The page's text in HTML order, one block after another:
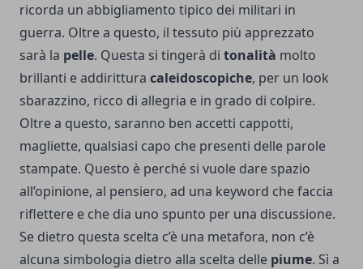
ricorda un abbigliamento tipico dei militari in
guerra. Oltre a questo, il tessuto più apprezzato
sarà la pelle. Questa si tingerà di tonalità molto
brillanti e addirittura caleidoscopiche, per un look
sbarazzino, ricco di allegria e in grado di colpire.
Oltre a questo, saranno ben accetti cappotti,
magliette, qualsiasi capo che presenti delle parole
stampate. Questo è perché si vuole dare spazio
all’opinione, al pensiero, ad una keyword che faccia
riflettere e che dia uno spunto per una discussione.
Se dietro questa scelta c’è una metafora, non c’è
alcuna simbologia dietro alla scelta delle piume. Sì a